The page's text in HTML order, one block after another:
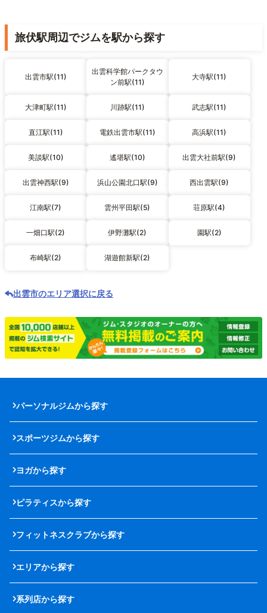
旅伏駅周辺でジムを駅から探す
出雲市駅(11)
出雲科学館パークタウ
ン前駅(11)
大寺駅(11)
大津町駅(11) 川跡駅(11) 武志駅(11)
直江駅(11) 電鉄出雲市駅(11) 高浜駅(11)
美談駅(10) 遙堪駅(10) 出雲大社前駅(9)
出雲神西駅(9) 浜山公園北口駅(9) 西出雲駅(9)
江南駅(7) 雲州平田駅(5) 荘原駅(4)
一畑口駅(2) 伊野灘駅(2) 園駅(2)
布崎駅(2) 湖遊館新駅(2)
出雲市のエリア選択に戻る
パーソナルジムから探す
スポーツジムから探す
ヨガから探す
ピラティスから探す
フィットネスクラブから探す
エリアから探す
系列店から探す